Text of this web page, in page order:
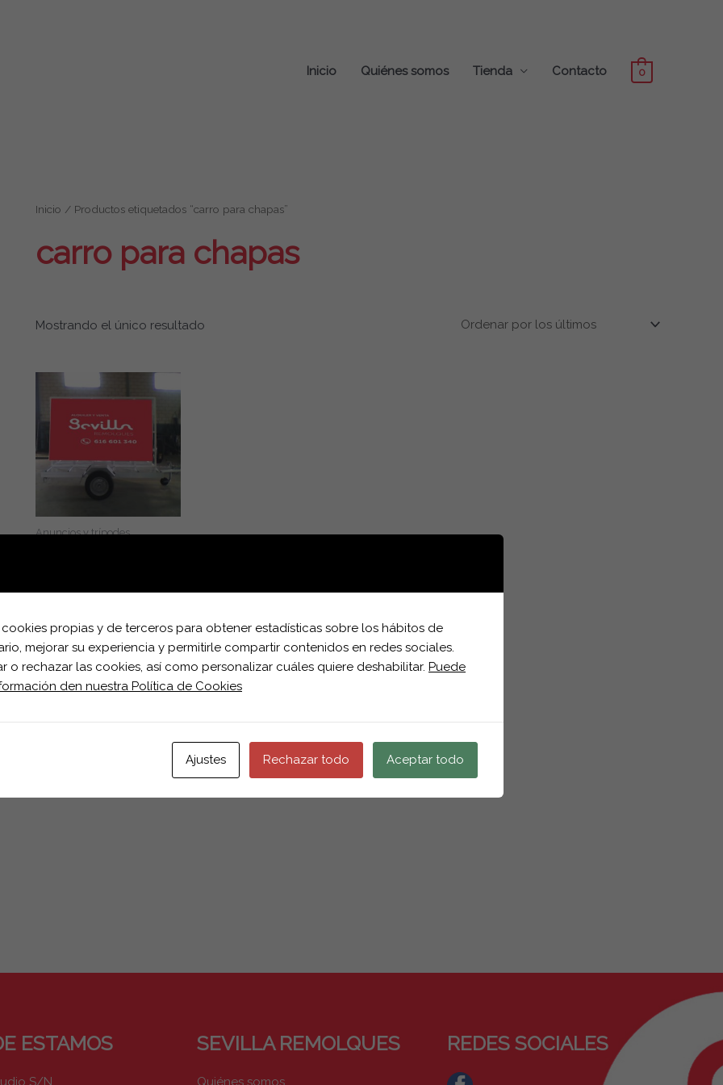
Inicio
Quiénes somos Tienda Contacto 0
Inicio / Productos etiquetados “carro para chapas”
carro para chapas
Mostrando el único resultado
Anuncios y trípodes
ESTAMOS
S/N
SEVILLA REMOLQUES
Quiénes somos
REDES SOCIALES
propias y de terceros para obtener estadísticas sobre los hábitos de
mejorar su experiencia y permitirle compartir contenidos en redes sociales.
o rechazar las cookies, así como personalizar cuáles quiere deshabilitar. Puede
den nuestra Política de Cookies
Ajustes Rechazar todo Aceptar todo